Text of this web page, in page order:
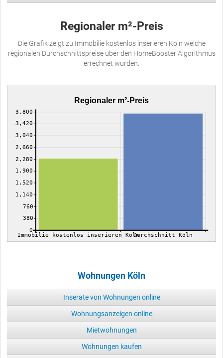
Regionaler m²-Preis
Die Grafik zeigt zu Immobilie kostenlos inserieren Köln welche
regionalen Durchschnittspreise über den HomeBooster Algorithmus
errechnet wurden.
Regionaler m²-Preis
0
380
760
1,140
1,520
1,900
2,280
2,660
3,040
3,420
3,800
Immobilie kostenlos inserieren KölnDurchschnitt Köln
Wohnungen Köln
Inserate von Wohnungen online
Wohnungsanzeigen online
Mietwohnungen
Wohnungen kaufen